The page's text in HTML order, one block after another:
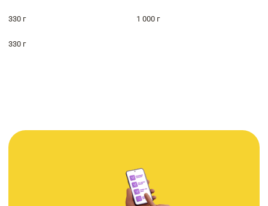
330 г 1 000 г
330 г